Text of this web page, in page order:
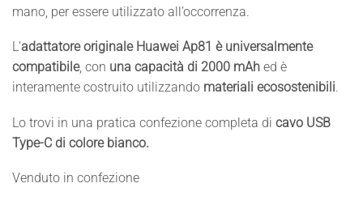
mano, per essere utilizzato all’occorrenza.
L’adattatore originale Huawei Ap81 è universalmente
compatibile, con una capacità di 2000 mAh ed è
interamente costruito utilizzando materiali ecosostenibili.
Lo trovi in una pratica confezione completa di cavo USB
Type-C di colore bianco.
Venduto in confezione